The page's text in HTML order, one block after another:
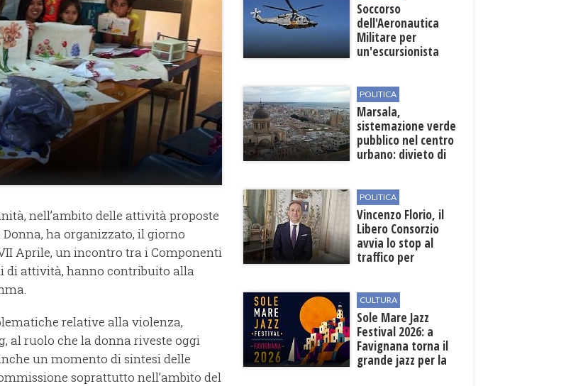
nell’ambito delle attività proposte
ha organizzato, il giorno
Aprile, un incontro tra i Componenti
di attività, hanno contribuito alla
relative alla violenza,
al ruolo che la donna riveste oggi
un momento di sintesi delle
soprattutto nell’ambito del
Soccorso
dell'Aeronautica
Militare per
un'escursionista
POLITICA
Marsala,
sistemazione verde
pubblico nel centro
urbano: divieto di
POLITICA
Vincenzo Florio, il
Libero Consorzio
avvia lo stop al
traffico per
all'aeroporto
CULTURA
Sole Mare Jazz
Festival 2026: a
Favignana torna il
grande jazz per la